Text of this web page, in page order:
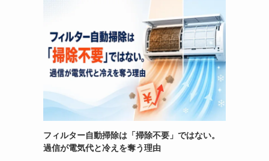
フィルター自動掃除は「掃除不要」ではない。
過信が電気代と冷えを奪う理由